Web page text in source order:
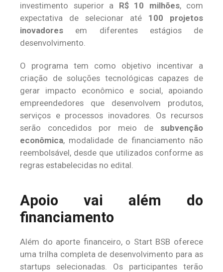
investimento superior a R$ 10 milhões, com
expectativa de selecionar até 100 projetos
inovadores em diferentes estágios de
desenvolvimento.
O programa tem como objetivo incentivar a
criação de soluções tecnológicas capazes de
gerar impacto econômico e social, apoiando
empreendedores que desenvolvem produtos,
serviços e processos inovadores. Os recursos
serão concedidos por meio de subvenção
econômica, modalidade de financiamento não
reembolsável, desde que utilizados conforme as
regras estabelecidas no edital.
Apoio vai além do
financiamento
Além do aporte financeiro, o Start BSB oferece
uma trilha completa de desenvolvimento para as
startups selecionadas. Os participantes terão